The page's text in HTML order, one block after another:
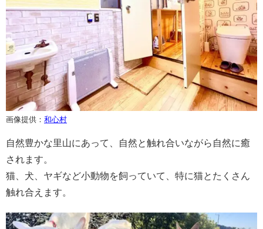
画像提供： 和心村
自然豊かな里山にあって、自然と触れ合いながら自然に癒
されます。
猫、犬、ヤギなど小動物を飼っていて、特に猫とたくさん
触れ合えます。